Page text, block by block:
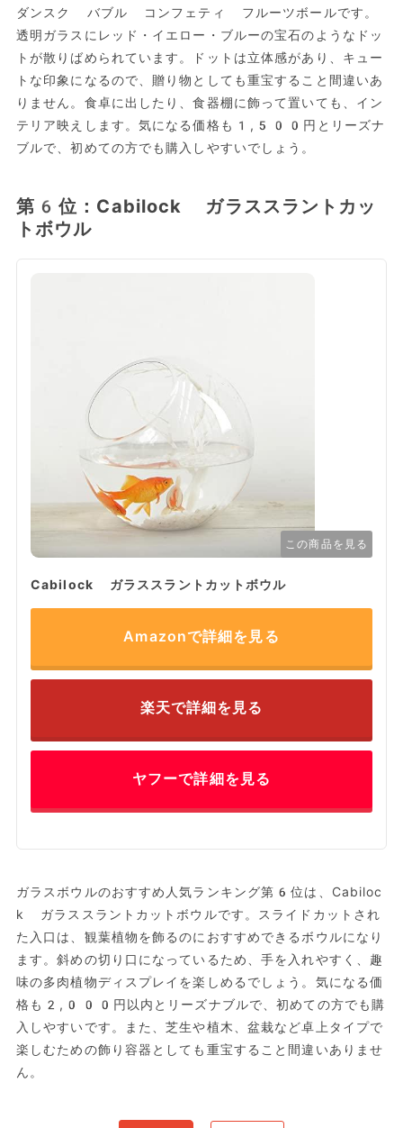
ダンスク バブル コンフェティ フルーツボールです。
透明ガラスにレッド・イエロー・ブルーの宝石のようなドッ
トが散りばめられています。ドットは立体感があり、キュー
トな印象になるので、贈り物としても重宝すること間違いあ
りません。食卓に出したり、食器棚に飾って置いても、イン
テリア映えします。気になる価格も1,500円とリーズナ
ブルで、初めての方でも購入しやすいでしょう。
第6位：Cabilock ガラススラントカッ
トボウル
この商品を見る
Cabilock ガラススラントカットボウル
Amazonで詳細を見る
楽天で詳細を見る
ヤフーで詳細を見る
ガラスボウルのおすすめ人気ランキング第6位は、Cabiloc
k ガラススラントカットボウルです。スライドカットされ
た入口は、観葉植物を飾るのにおすすめできるボウルになり
ます。斜めの切り口になっているため、手を入れやすく、趣
味の多肉植物ディスプレイを楽しめるでしょう。気になる価
格も2,000円以内とリーズナブルで、初めての方でも購
入しやすいです。また、芝生や植木、盆栽など卓上タイプで
楽しむための飾り容器としても重宝すること間違いありませ
ん。